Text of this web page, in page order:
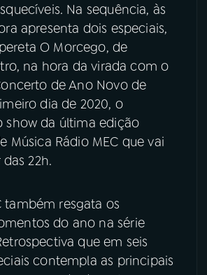
Na sequência, às
apresenta dois especiais,
O Morcego, de
na hora da virada com o
de Ano Novo de
dia de 2020, o
show da última edição
Música Rádio MEC que vai
22h.
também resgata os
do ano na série
que em seis
contempla as principais